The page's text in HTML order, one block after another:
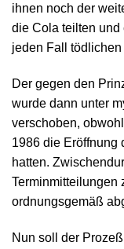
ihnen noch der
die Cola teilten und
jeden Fall
Der gegen den
wurde dann unter
verschoben,
1986 die Eröffnung
hatten.
Terminmitteilungen
ordnungsgemäß
Nun soll der